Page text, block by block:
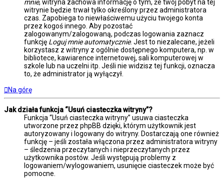
mnie, witryna zachowa informację o tym, że twój pobyt na tej
witrynie będzie trwał tylko określony przez administratora
czas. Zapobiega to niewłaściwemu użyciu twojego konta
przez kogoś innego. Aby pozostać
zalogowanym/zalogowaną, podczas logowania zaznacz
funkcję Loguj mnie automatycznie. Jest to niezalecane, jeżeli
korzystasz z witryny z ogólnie dostępnego komputera, np. w
bibliotece, kawiarence internetowej, sali komputerowej w
szkole lub na uczelni itp. Jeśli nie widzisz tej funkcji, oznacza
to, że administrator ją wyłączył.
Na górę
Jak działa funkcja “Usuń ciasteczka witryny”?
Funkcja “Usuń ciasteczka witryny” usuwa ciasteczka
utworzone przez phpBB dzięki, którym użytkownik jest
autoryzowany i logowany do witryny. Dostarczają one również
funkcję – jeśli została włączona przez administratora witryny
– śledzenia przeczytanych i nieprzeczytanych przez
użytkownika postów. Jeśli występują problemy z
logowaniem/wylogowaniem, usunięcie ciasteczek może być
pomocne.